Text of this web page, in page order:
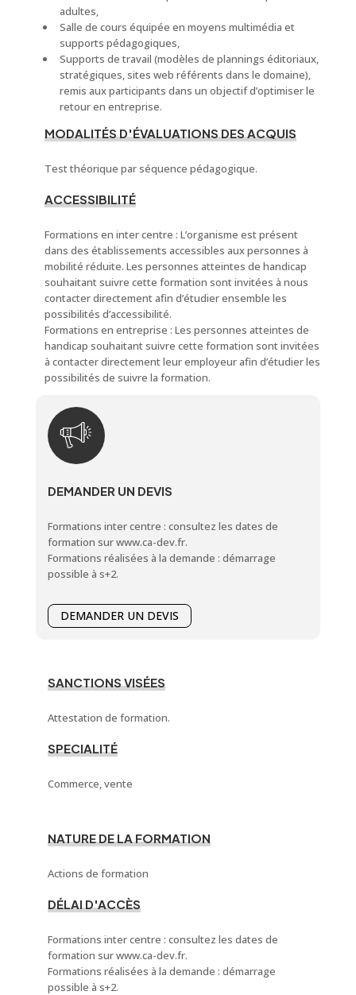
adultes,
Salle de cours équipée en moyens multimédia et
supports pédagogiques,
Supports de travail (modèles de plannings éditoriaux,
stratégiques, sites web référents dans le domaine),
remis aux participants dans un objectif d’optimiser le
retour en entreprise.
MODALITÉS D'ÉVALUATIONS DES ACQUIS
Test théorique par séquence pédagogique.
ACCESSIBILITÉ
Formations en inter centre : L’organisme est présent
dans des établissements accessibles aux personnes à
mobilité réduite. Les personnes atteintes de handicap
souhaitant suivre cette formation sont invitées à nous
contacter directement afin d’étudier ensemble les
possibilités d’accessibilité.
Formations en entreprise : Les personnes atteintes de
handicap souhaitant suivre cette formation sont invitées
à contacter directement leur employeur afin d’étudier les
possibilités de suivre la formation.
DEMANDER UN DEVIS
Formations inter centre : consultez les dates de
formation sur www.ca-dev.fr.
Formations réalisées à la demande : démarrage
possible à s+2.
DEMANDER UN DEVIS
SANCTIONS VISÉES
Attestation de formation.
SPECIALITÉ
Commerce, vente
NATURE DE LA FORMATION
Actions de formation
DÉLAI D'ACCÈS
Formations inter centre : consultez les dates de
formation sur www.ca-dev.fr.
Formations réalisées à la demande : démarrage
possible à s+2.